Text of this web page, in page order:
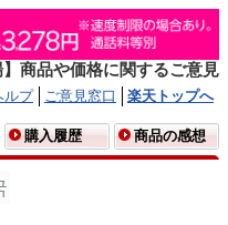
】商品や価格に関するご意見
ルプ ご意見窓口
楽天トップへ
購入履歴 商品の感想